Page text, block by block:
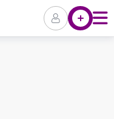
Angebote